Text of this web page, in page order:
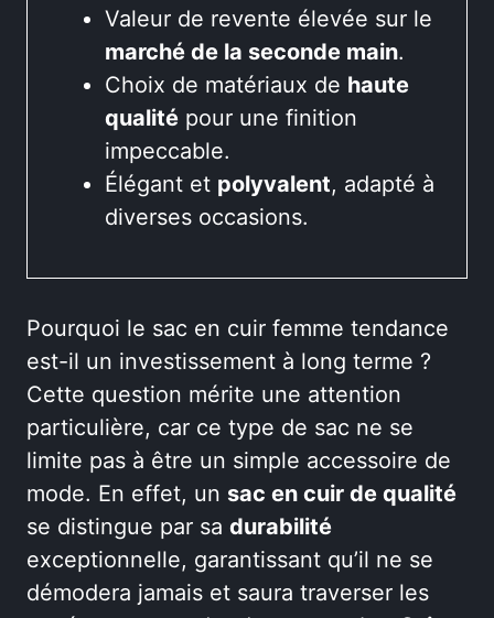
Valeur de revente élevée sur le
marché de la seconde main.
Choix de matériaux de haute
qualité pour une finition
impeccable.
Élégant et polyvalent, adapté à
diverses occasions.
Pourquoi le sac en cuir femme tendance
est-il un investissement à long terme ?
Cette question mérite une attention
particulière, car ce type de sac ne se
limite pas à être un simple accessoire de
mode. En effet, un sac en cuir de qualité
se distingue par sa durabilité
exceptionnelle, garantissant qu’il ne se
démodera jamais et saura traverser les